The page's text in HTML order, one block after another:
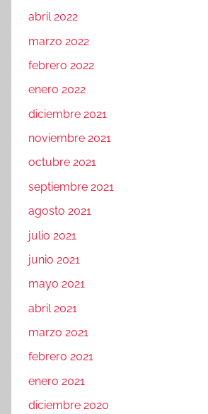
abril 2022
marzo 2022
febrero 2022
enero 2022
diciembre 2021
noviembre 2021
octubre 2021
septiembre 2021
agosto 2021
julio 2021
junio 2021
mayo 2021
abril 2021
marzo 2021
febrero 2021
enero 2021
diciembre 2020